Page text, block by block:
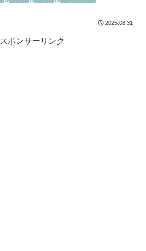
2025.08.31
スポンサーリンク